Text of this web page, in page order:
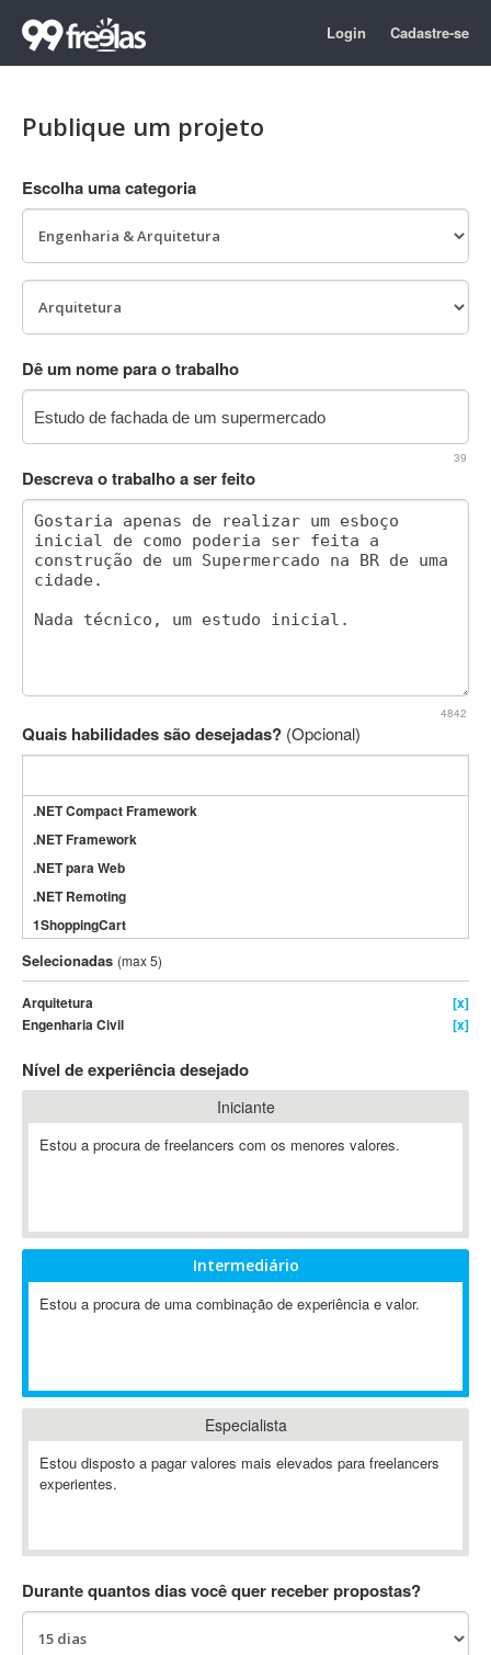
Login Cadastre-se
Publique um projeto
Escolha uma categoria
Dê um nome para o trabalho
39
Descreva o trabalho a ser feito
4842
Quais habilidades são desejadas? (Opcional)
.NET Compact Framework
.NET Framework
.NET para Web
.NET Remoting
1ShoppingCart
3DS Max
3GSM
4D Dimension
802.11
A&P
A-GPS
A2Billing
AAUS Scientific Diver
Abaqus
ABIS
Ableton Push
Abstract
Abstract Window Toolkit (AWT)
Absynth
AC3
AccountMate
ACDSee
Selecionadas (max 5)
Arquitetura
[x]
Engenharia Civil
[x]
Nível de experiência desejado
Iniciante
Estou a procura de freelancers com os menores valores.
Intermediário
Estou a procura de uma combinação de experiência e valor.
Especialista
Estou disposto a pagar valores mais elevados para freelancers
experientes.
Durante quantos dias você quer receber propostas?